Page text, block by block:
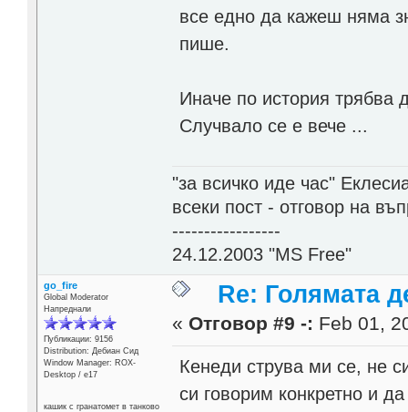
все едно да кажеш няма
пише.
Иначе по история трябва
Случвало се е вече ...
"за всичко иде час"
всеки пост - отговор на
-----------------
24.12.2003 "MS Free"
go_fire
Global Moderator
Напреднали
Публикации: 9156
Distribution: Дебиан Сид
Window Manager: ROX-
Desktop / е17
кашик с гранатомет в танково
Re: Голямата
« Отговор #9 -: Feb 01,
Кенеди струва ми се, не
си говорим конкретно и